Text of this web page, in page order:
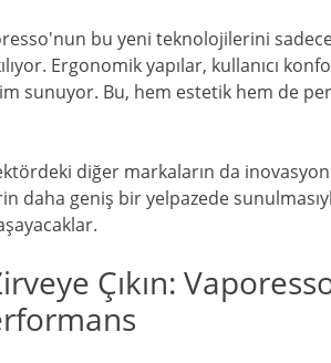
bu yeni teknolojilerini
Ergonomik yapılar, kullanıcı
sunuyor. Bu, hem estetik hem de
diğer markaların da inovasyon
daha geniş bir yelpazede
Çıkın: